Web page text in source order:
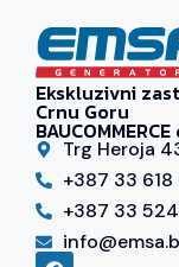
Ekskluzivni
Crnu Goru
Trg Heroja
+387 33 618
+387 33